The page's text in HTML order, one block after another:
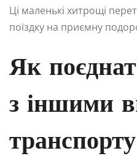
Ці маленькі хитрощі
поїздку на приємну
Як
з іншими
транспорту